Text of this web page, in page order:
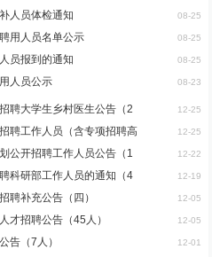
人员体检通知 08-25
用人员名单公示 08-25
员报到的通知 08-25
人员公示 08-23
聘大学生乡村医生公告（2 12-25
聘工作人员（含专项招聘高 12-25
公开招聘工作人员公告（1 12-22
科研部工作人员的通知（4 12-19
聘补充公告（四） 12-05
才招聘公告（45人） 12-05
告（7人） 12-01